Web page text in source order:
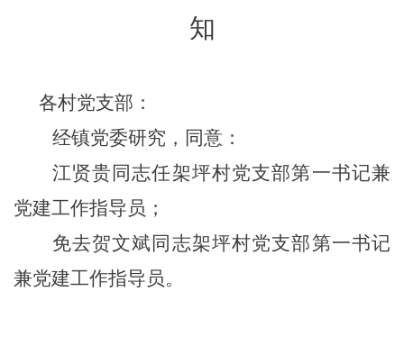
知
各村党支部：
经镇党委研究，同意：
江贤贵同志任架坪村党支部第一书记兼
党建工作指导员；
免去贺文斌同志架坪村党支部第一书记
兼党建工作指导员。